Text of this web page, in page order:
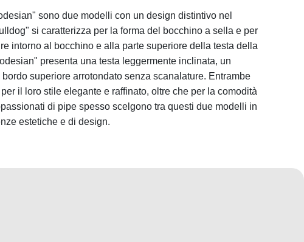
sono due modelli con un design distintivo nel
si caratterizza per la forma del bocchino a sella e per
intorno al bocchino e alla parte superiore della testa della
presenta una testa leggermente inclinata, un
superiore arrotondato senza scanalature. Entrambe
il loro stile elegante e raffinato, oltre che per la comodità
di pipe spesso scelgono tra questi due modelli in
estetiche e di design.